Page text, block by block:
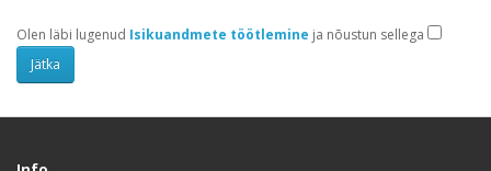
Olen läbi lugenud Isikuandmete töötlemine ja nõustun sellega